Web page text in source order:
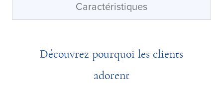
Caractéristiques
Découvrez pourquoi les clients
adorent